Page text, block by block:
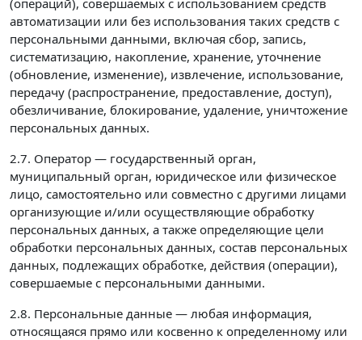
(операций), совершаемых с использованием средств
автоматизации или без использования таких средств с
персональными данными, включая сбор, запись,
систематизацию, накопление, хранение, уточнение
(обновление, изменение), извлечение, использование,
передачу (распространение, предоставление, доступ),
обезличивание, блокирование, удаление, уничтожение
персональных данных.
2.7. Оператор — государственный орган,
муниципальный орган, юридическое или физическое
лицо, самостоятельно или совместно с другими лицами
организующие и/или осуществляющие обработку
персональных данных, а также определяющие цели
обработки персональных данных, состав персональных
данных, подлежащих обработке, действия (операции),
совершаемые с персональными данными.
2.8. Персональные данные — любая информация,
относящаяся прямо или косвенно к определенному или